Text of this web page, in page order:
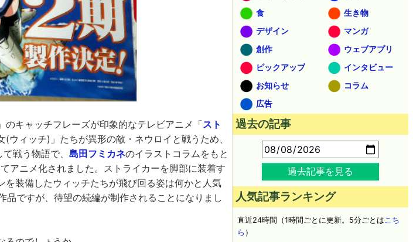
」のキャッチフレーズが印象的なテレビアニメ「スト
ウィッチ)」たちが異形の敵・ネウロイと戦うため、
戦う物語で、 島田フミカネのイラストコラムをもと
アニメ化されました。ストライカーを脚部に装着す
装備したウィッチたちが飛び回る姿は何かと人気
品ですが、待望の続編が制作されることになりまし
食
生き物
デザイン
マンガ
創作
ウェブアプリ
ピックアップ
インタビュー
お知らせ
コラム
広告
過去の記事
過去記事を見る
人気記事ランキング
直近24時間（1時間ごとに更新。5分ごとはこち
ら ）